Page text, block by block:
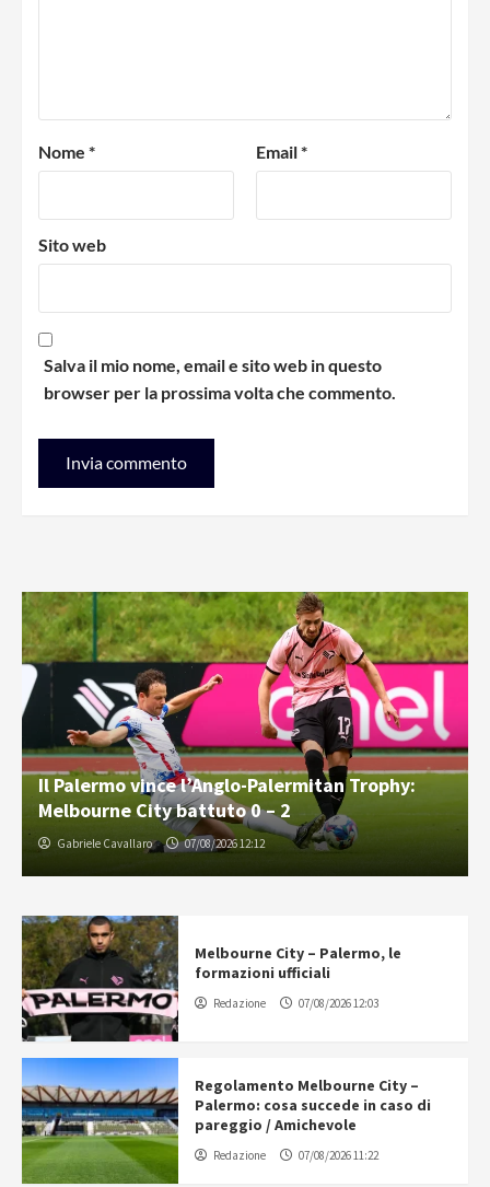
Nome * Email*
Sito web
Salva il mio nome, email e sito web in questo
browser per la prossima volta che commento.
Il Palermo vince l’Anglo-Palermitan Trophy:
Melbourne City battuto 0 – 2
Gabriele Cavallaro 07/08/2026 12:12
Melbourne City – Palermo, le
formazioni ufficiali
Redazione 07/08/2026 12:03
Regolamento Melbourne City –
Palermo: cosa succede in caso di
pareggio / Amichevole
Redazione 07/08/2026 11:22